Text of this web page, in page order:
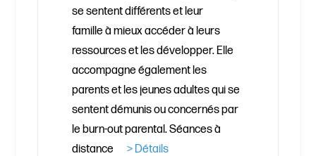
se sentent différents et leur
famille à mieux accéder à leurs
ressources et les développer. Elle
accompagne également les
parents et les jeunes adultes qui se
sentent démunis ou concernés par
le burn-out parental. Séances à
distance
> Détails